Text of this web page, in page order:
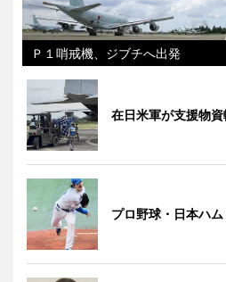
Ｐ１哨戒機、ジブチへ出発
在日米軍が支援物
プロ野球・日本ハ